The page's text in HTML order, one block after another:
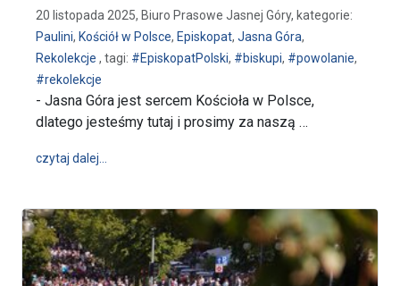
20 listopada 2025, Biuro Prasowe Jasnej Góry, kategorie:
Paulini, Kościół w Polsce, Episkopat, Jasna Góra,
Rekolekcje , tagi: #EpiskopatPolski, #biskupi, #powolanie,
#rekolekcje
- Jasna Góra jest sercem Kościoła w Polsce,
dlatego jesteśmy tutaj i prosimy za naszą …
czytaj dalej…